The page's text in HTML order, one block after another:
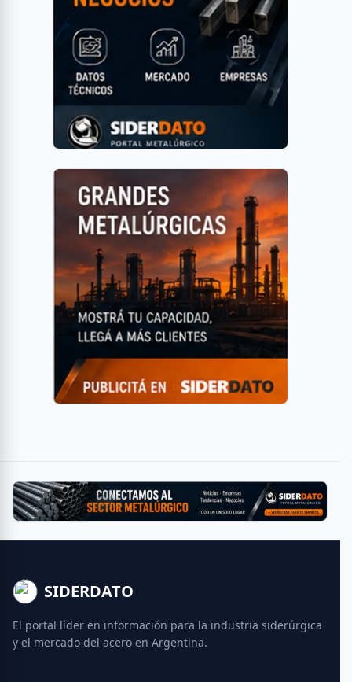
SIDERDATO
El portal líder en información para la industria siderúrgica
y el mercado del acero en Argentina.